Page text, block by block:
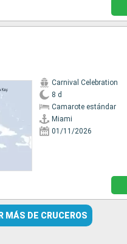
Carnival Celebration
8 d
Camarote estándar
Miami
01/11/2026
MÁS DE CRUCEROS